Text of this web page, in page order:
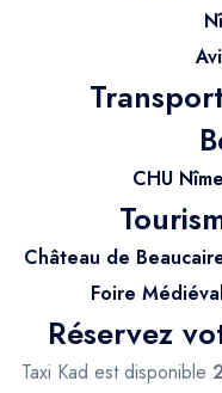
CHU
Château de
Foire
Réservez
Taxi Kad est disponible